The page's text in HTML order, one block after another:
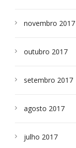
novembro 2017
outubro 2017
setembro 2017
agosto 2017
julho 2017